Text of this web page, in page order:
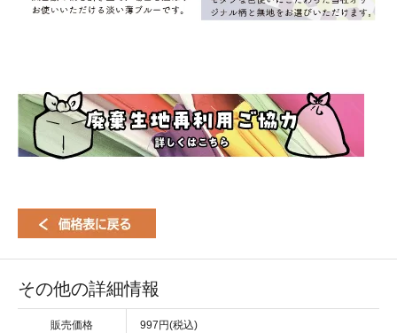
その他の詳細情報
販売価格 997円(税込)